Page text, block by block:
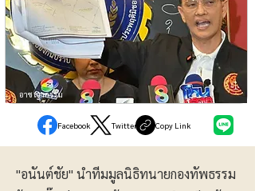
อาชญากรรม
Facebook Twitter Copy Link
"อนันต์ชัย" นำทีมมูลนิธิทนายกองทัพธรรม